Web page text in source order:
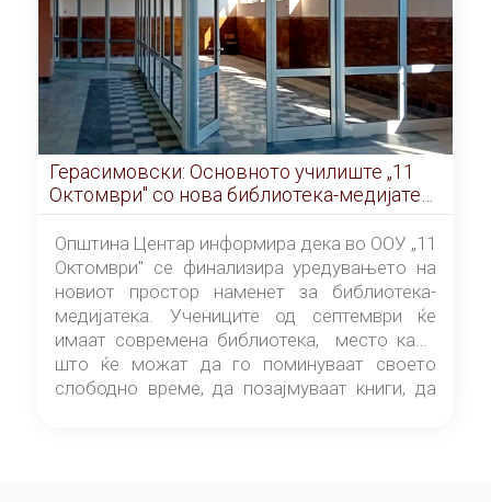
Герасимовски: Основното училиште „11
Октомври" со нова библиотека-медијатека
од септември
Општина Центар информира дека во ООУ „11
Октомври" се финализира уредувањето на
новиот простор наменет за библиотека-
медијатека. Учениците од септември ќе
имаат современа библиотека, место каде
што ќе можат да го поминуваат своето
слободно време, да позајмуваат книги, да